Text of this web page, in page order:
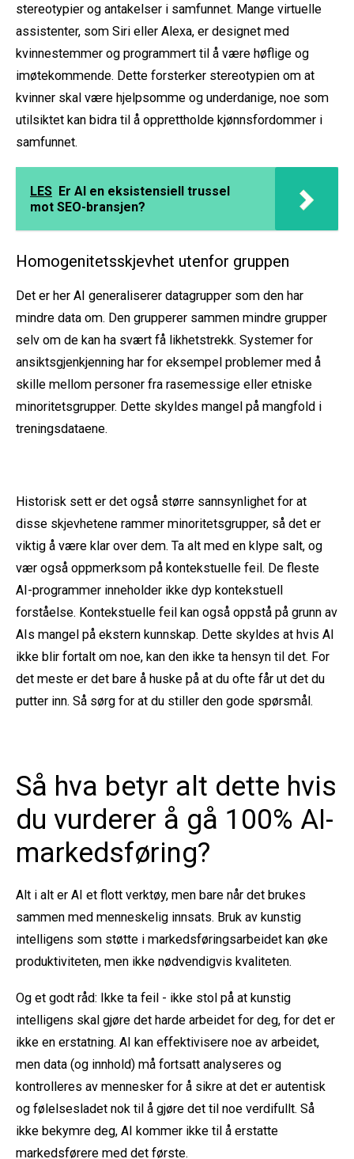
stereotypier og antakelser i samfunnet. Mange virtuelle
assistenter, som Siri eller Alexa, er designet med
kvinnestemmer og programmert til å være høflige og
imøtekommende. Dette forsterker stereotypien om at
kvinner skal være hjelpsomme og underdanige, noe som
utilsiktet kan bidra til å opprettholde kjønnsfordommer i
samfunnet.
LES Er AI en eksistensiell trussel
mot SEO-bransjen?
Homogenitetsskjevhet utenfor gruppen
Det er her AI generaliserer datagrupper som den har
mindre data om. Den grupperer sammen mindre grupper
selv om de kan ha svært få likhetstrekk. Systemer for
ansiktsgjenkjenning har for eksempel problemer med å
skille mellom personer fra rasemessige eller etniske
minoritetsgrupper. Dette skyldes mangel på mangfold i
treningsdataene.
Historisk sett er det også større sannsynlighet for at
disse skjevhetene rammer minoritetsgrupper, så det er
viktig å være klar over dem. Ta alt med en klype salt, og
vær også oppmerksom på kontekstuelle feil. De fleste
AI-programmer inneholder ikke dyp kontekstuell
forståelse. Kontekstuelle feil kan også oppstå på grunn av
AIs mangel på ekstern kunnskap. Dette skyldes at hvis AI
ikke blir fortalt om noe, kan den ikke ta hensyn til det. For
det meste er det bare å huske på at du ofte får ut det du
putter inn. Så sørg for at du stiller den gode spørsmål.
Så hva betyr alt dette hvis
du vurderer å gå 100% AI-
markedsføring?
Alt i alt er AI et flott verktøy, men bare når det brukes
sammen med menneskelig innsats. Bruk av kunstig
intelligens som støtte i markedsføringsarbeidet kan øke
produktiviteten, men ikke nødvendigvis kvaliteten.
Og et godt råd: Ikke ta feil - ikke stol på at kunstig
intelligens skal gjøre det harde arbeidet for deg, for det er
ikke en erstatning. AI kan effektivisere noe av arbeidet,
men data (og innhold) må fortsatt analyseres og
kontrolleres av mennesker for å sikre at det er autentisk
og følelsesladet nok til å gjøre det til noe verdifullt. Så
ikke bekymre deg, AI kommer ikke til å erstatte
markedsførere med det første.